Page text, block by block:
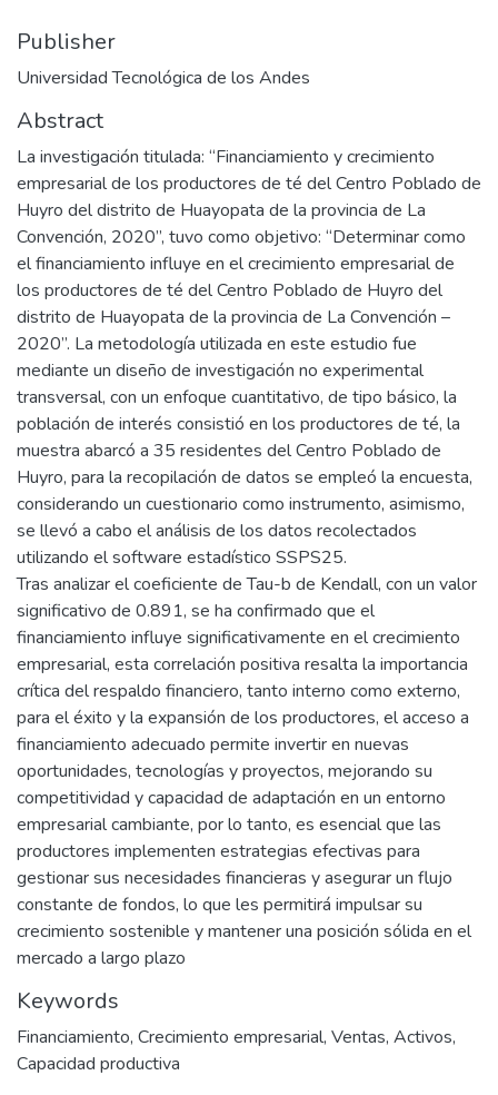
Publisher
Universidad Tecnológica de los Andes
Abstract
La investigación titulada: “Financiamiento y crecimiento
empresarial de los productores de té del Centro Poblado de
Huyro del distrito de Huayopata de la provincia de La
Convención, 2020”, tuvo como objetivo: “Determinar como
el financiamiento influye en el crecimiento empresarial de
los productores de té del Centro Poblado de Huyro del
distrito de Huayopata de la provincia de La Convención –
2020”. La metodología utilizada en este estudio fue
mediante un diseño de investigación no experimental
transversal, con un enfoque cuantitativo, de tipo básico, la
población de interés consistió en los productores de té, la
muestra abarcó a 35 residentes del Centro Poblado de
Huyro, para la recopilación de datos se empleó la encuesta,
considerando un cuestionario como instrumento, asimismo,
se llevó a cabo el análisis de los datos recolectados
utilizando el software estadístico SSPS25.
Tras analizar el coeficiente de Tau-b de Kendall, con un valor
significativo de 0.891, se ha confirmado que el
financiamiento influye significativamente en el crecimiento
empresarial, esta correlación positiva resalta la importancia
crítica del respaldo financiero, tanto interno como externo,
para el éxito y la expansión de los productores, el acceso a
financiamiento adecuado permite invertir en nuevas
oportunidades, tecnologías y proyectos, mejorando su
competitividad y capacidad de adaptación en un entorno
empresarial cambiante, por lo tanto, es esencial que las
productores implementen estrategias efectivas para
gestionar sus necesidades financieras y asegurar un flujo
constante de fondos, lo que les permitirá impulsar su
crecimiento sostenible y mantener una posición sólida en el
mercado a largo plazo
Keywords
Financiamiento, Crecimiento empresarial, Ventas, Activos,
Capacidad productiva